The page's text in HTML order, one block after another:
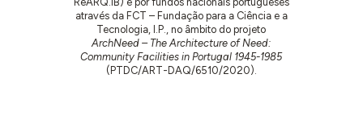
através da FCT – Fundação para a Ciência e a
Tecnologia, I.P., no âmbito do projeto
ArchNeed – The Architecture of Need:
Community Facilities in Portugal 1945-1985
(PTDC/ART-DAQ/6510/2020).